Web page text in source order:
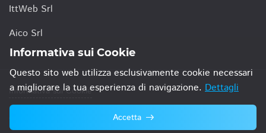
IttWeb Srl
Aico Srl
Informativa sui Cookie
© 2021 TIM San Marino S.p.A.
Informativa sui Cookie
Questo sito web utilizza esclusivamente cookie necessari
a migliorare la tua esperienza di navigazione. Dettagli
Accetta